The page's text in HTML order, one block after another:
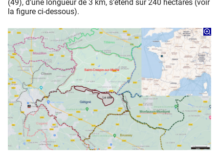
(49), d’une longueur de 3 km, s’étend sur 240 hectares (voir
la figure ci-dessous).